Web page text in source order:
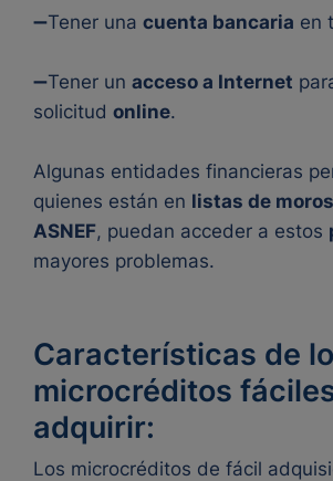
➖Tener una cuenta bancaria en
➖Tener un acceso a Internet
solicitud online.
Algunas entidades financieras
quienes están en listas de
ASNEF, puedan acceder a estos
mayores problemas.
Características de
microcréditos
adquirir:
Los microcréditos de fácil